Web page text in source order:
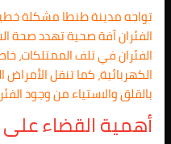
تواجه مدينة طنطا مشكلة
الفئران آفة صحية تهدد صحة
الفئران في تلف الممتلكات،
الكهربائية، كما تنقل
بالقلق والاستياء من وجود
أهمية القضاء على